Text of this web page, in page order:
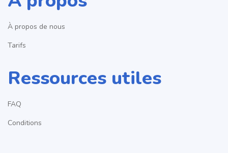
À propos de nous
Tarifs
Ressources utiles
FAQ
Conditions